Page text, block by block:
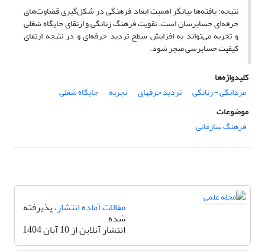
نتیجه: یافته‌ها بیانگر اهمیت ابعاد فرهنگی در شکل‌گیری قضاوت‌های
حرفه‌ای حسابرسان است. تقویت فرهنگ زنانگی و ارتقای جایگاه شغلی
و تجربه می‌تواند به افزایش سطح تردید حرفه‌ای و در نتیجه ارتقای
کیفیت حسابرسی منجر شود.
کلیدواژه‌ها
مردانگی - زنانگی
تردید حرفه‏ای تجربه
جایگاه شغلی
موضوعات
فرهنگ سازمانی
مقالات آماده انتشار، پذیرفته
شده
انتشار آنلاین از 10 آبان 1404